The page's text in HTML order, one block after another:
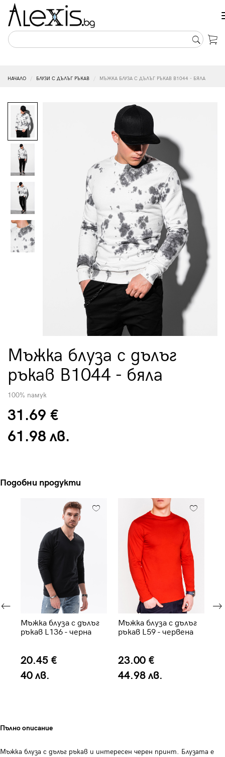
НАЧАЛО БЛУЗИ С ДЪЛЪГ РЪКАВ МЪЖКА БЛУЗА С ДЪЛЪГ РЪКАВ B1044 - БЯЛА
Мъжка блуза с дълъг
ръкав B1044 - бяла
100% памук
31.69 €
61.98 лв.
Подобни продукти
Мъжка блуза с дълъг
ръкав L136 - черна
20.45 €
40 лв.
Мъжка блуза с дълъг
ръкав L59 - червена
23.00 €
44.98 лв.
Пълно описание
Мъжка блуза с дълъг ръкав и интересен черен принт. Блузата е